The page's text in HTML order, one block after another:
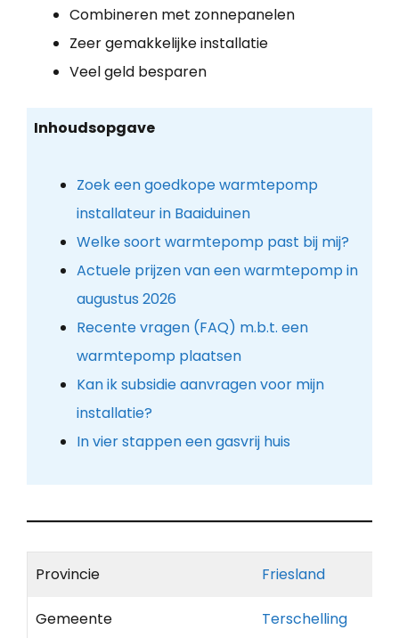
Combineren met zonnepanelen
Zeer gemakkelijke installatie
Veel geld besparen
Inhoudsopgave
Zoek een goedkope warmtepomp
installateur in Baaiduinen
Welke soort warmtepomp past bij mij?
Actuele prijzen van een warmtepomp in
augustus 2026
Recente vragen (FAQ) m.b.t. een
warmtepomp plaatsen
Kan ik subsidie aanvragen voor mijn
installatie?
In vier stappen een gasvrij huis
Provincie Friesland
Gemeente Terschelling